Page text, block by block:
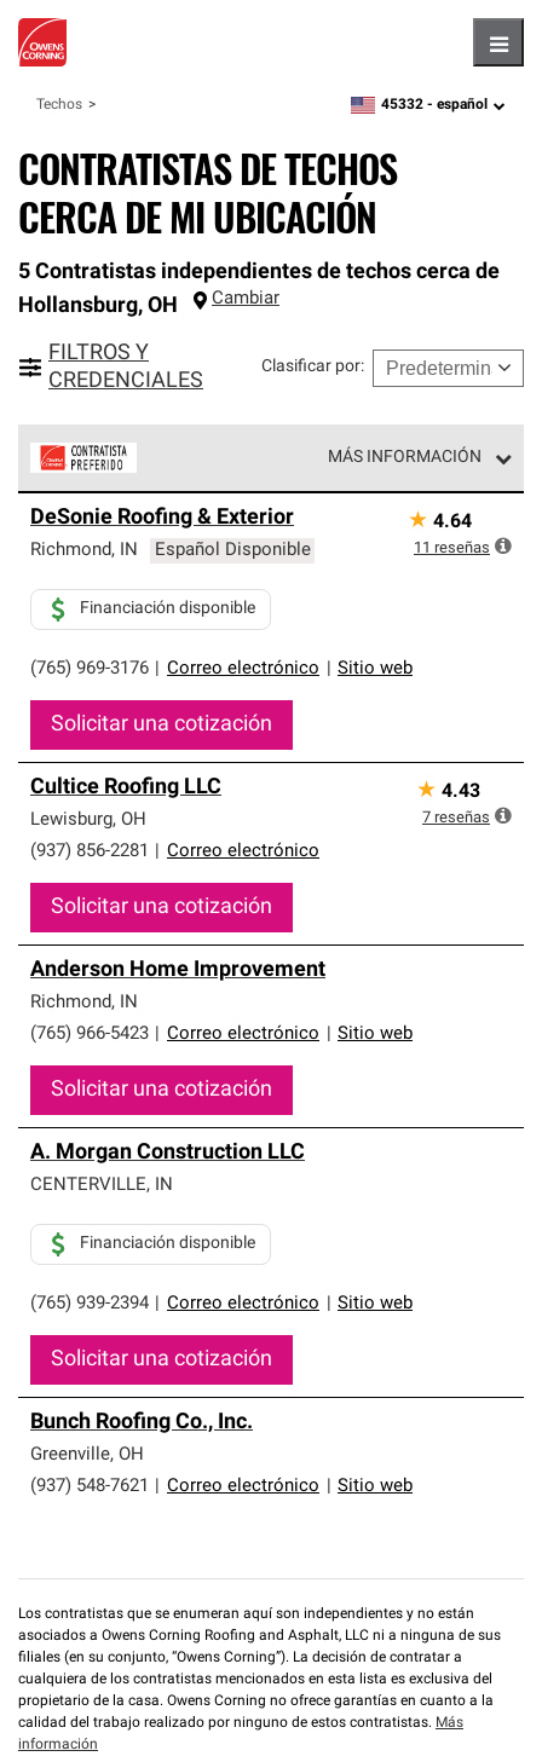
Techos zipcode,language
45332 - español
CONTRATISTAS DE TECHOS
CERCA DE MI UBICACIÓN
5 Contratistas independientes de techos cerca de
Hollansburg, OH Cambiar
FILTROS Y
CREDENCIALES
Clasificar por:
MÁS INFORMACIÓN
parte de una red exclusiva de profesionales de techos
que cumplen con altos estándares y requisitos estrictos
DeSonie Roofing & Exterior
Richmond, IN Español Disponible
(765) 969-3176 Correo electrónico Sitio web
Financiación disponible
Solicitar una cotización
★ 4.64
11 reseñas
Cultice Roofing LLC
Lewisburg, OH
(937) 856-2281
Correo electrónico
Solicitar una cotización
★ 4.43
7 reseñas
Anderson Home Improvement
Richmond, IN
(765) 966-5423
Correo electrónico Sitio web
Solicitar una cotización
A. Morgan Construction LLC
CENTERVILLE, IN
(765) 939-2394 Correo electrónico Sitio web
Financiación disponible
Solicitar una cotización
Bunch Roofing Co., Inc.
Greenville, OH
(937) 548-7621
Correo electrónico Sitio web
Los contratistas que se enumeran aquí son independientes y no están
asociados a Owens Corning Roofing and Asphalt, LLC ni a ninguna de sus
filiales (en su conjunto, “Owens Corning”). La decisión de contratar a
cualquiera de los contratistas mencionados en esta lista es exclusiva del
propietario de la casa. Owens Corning no ofrece garantías en cuanto a la
calidad del trabajo realizado por ninguno de estos contratistas. Más
información